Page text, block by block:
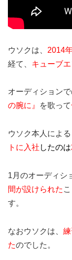
ウソクは、 2014
経て、 キューブ
オーディションで
の腕に』
を歌って
ウソク本人による
トに入社 したのは
1月のオーディシ
間が設けられた
す。
なおウソクは、
たのでした。